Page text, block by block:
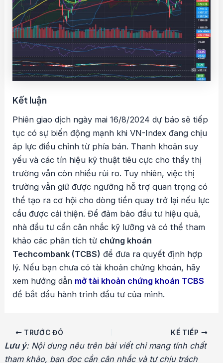
Kết luận
Phiên giao dịch ngày mai 16/8/2024 dự báo sẽ tiếp
tục có sự biến động mạnh khi VN-Index đang chịu
áp lực điều chỉnh từ phía bán. Thanh khoản suy
yếu và các tín hiệu kỹ thuật tiêu cực cho thấy thị
trường vẫn còn nhiều rủi ro. Tuy nhiên, việc thị
trường vẫn giữ được ngưỡng hỗ trợ quan trọng có
thể tạo ra cơ hội cho dòng tiền quay trở lại nếu lực
cầu được cải thiện. Để đảm bảo đầu tư hiệu quả,
nhà đầu tư cần cân nhắc kỹ lưỡng và có thể tham
khảo các phân tích từ chứng khoán
Techcombank (TCBS) để đưa ra quyết định hợp
lý. Nếu bạn chưa có tài khoản chứng khoán, hãy
xem hướng dẫn mở tài khoản chứng khoán TCBS
để bắt đầu hành trình đầu tư của mình.
Điều
hướng
bài
TRƯỚC ĐÓ KẾ TIẾP
Lưu ý: Nội dung nêu trên bài viết chỉ mang tính chất
tham khảo, bạn đọc cần cân nhắc và tự chịu trách